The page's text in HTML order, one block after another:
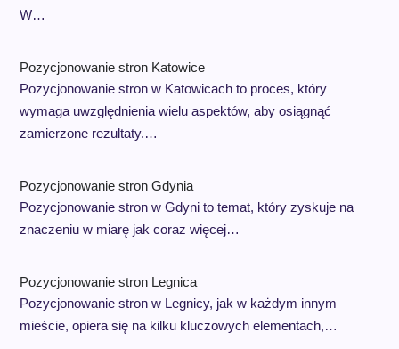
W…
Pozycjonowanie stron Katowice
Pozycjonowanie stron w Katowicach to proces, który
wymaga uwzględnienia wielu aspektów, aby osiągnąć
zamierzone rezultaty.…
Pozycjonowanie stron Gdynia
Pozycjonowanie stron w Gdyni to temat, który zyskuje na
znaczeniu w miarę jak coraz więcej…
Pozycjonowanie stron Legnica
Pozycjonowanie stron w Legnicy, jak w każdym innym
mieście, opiera się na kilku kluczowych elementach,…